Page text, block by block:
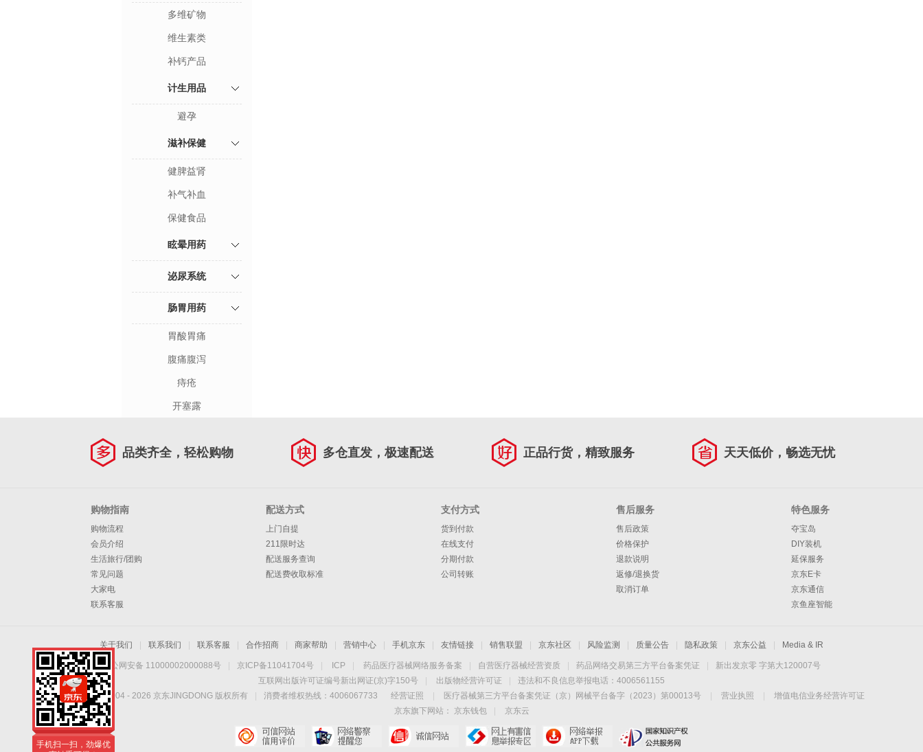
多维矿物
维生素类
补钙产品
计生用品
避孕
滋补保健
健脾益肾
补气补血
保健食品
眩晕用药
泌尿系统
肠胃用药
胃酸胃痛
腹痛腹泻
痔疮
开塞露
品类齐全，轻松购物 多仓直发，极速配送 正品行货，精致服务 天天低价，畅选无忧
购物指南
购物流程
会员介绍
生活旅行/团购
常见问题
大家电
联系客服
配送方式
上门自提
211限时达
配送服务查询
配送费收取标准
支付方式
货到付款
在线支付
分期付款
公司转账
售后服务
售后政策
价格保护
退款说明
返修/退换货
取消订单
特色服务
夺宝岛
DIY装机
延保服务
京东E卡
京东通信
京鱼座智能
关于我们 联系我们 联系客服 合作招商 商家帮助 营销中心 手机京东 友情链接 销售联盟 京东社区 风险监测 质量公告 隐私政策 京东公益 Media & IR
京公网安备 11000002000088号 京ICP备11041704号 ICP 药品医疗器械网络服务备案 自营医疗器械经营资质 药品网络交易第三方平台备案凭证
新出发京零 字第大120007号
互联网出版许可证编号新出网证(京)字150号
出版物经营许可证
违法和不良信息举报电话：4006561155
Copyright © 2004 - 2026 京东JINGDONG 版权所有 消费者维权热线：4006067733 经营证照 医疗器械第三方平台备案凭证（京）网械平台备字（2023）第00013号 营业执照
增值电信业务经营许可证
京东旗下网站：
京东钱包
京东云
手机扫一扫，劲爆优
惠触手可得！
手机扫一扫，劲爆优